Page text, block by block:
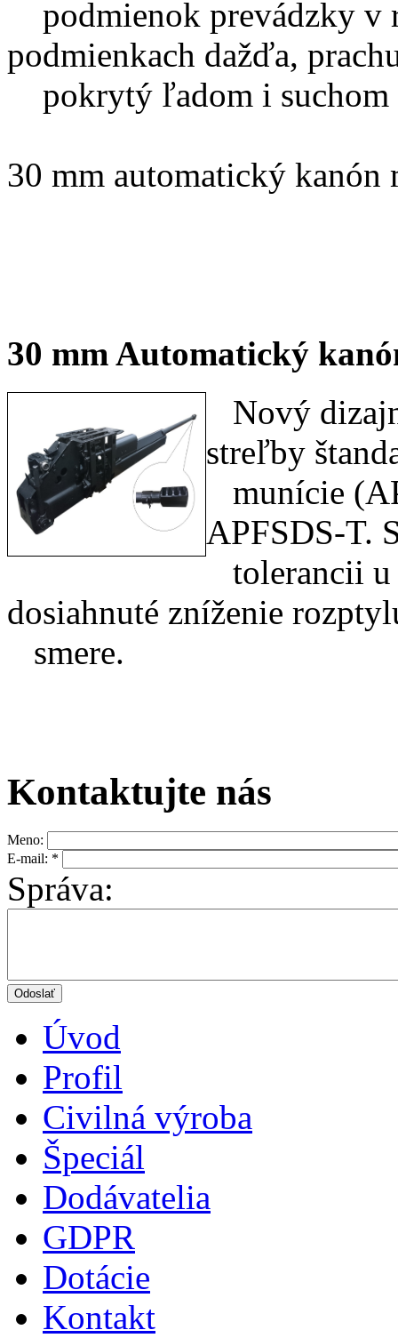
podmienok prevádzky v
podmienkach dažďa,
pokrytý ľadom i suchom
30 mm automatický kanón
30 mm Automatický
Nový
streľby
munície
APFSDS-T.
tolerancii u
dosiahnuté zníženie
smere.
Kontaktujte nás
Meno:
E-mail: *
Správa:
Úvod
Profil
Civilná výroba
Špeciál
Dodávatelia
GDPR
Dotácie
Kontakt